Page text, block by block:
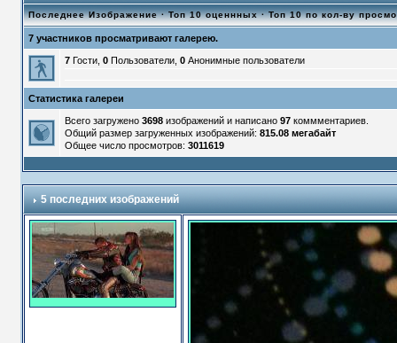
Последнее Изображение·Топ 10 оценнных·Топ 10 по кол-ву
7 участников просматривают галерею.
7Гости, 0Пользователи, 0Анонимные пользователи
Статистика галереи
Всего загружено 3698изображений и написано 97коммментариев.
Общий размер загруженных изображений: 815.08 мегабайт
Общее число просмотров: 3011619
5 последних изображений